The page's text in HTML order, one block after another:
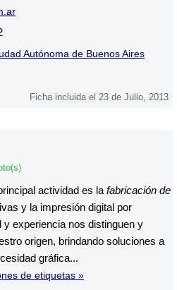
Autónoma de Buenos Aires
Ficha incluida el 23 de Julio, 2013
actividad es la fabricación de
y la impresión digital por
y experiencia nos distinguen y
origen, brindando soluciones a
gráfica...
de etiquetas »